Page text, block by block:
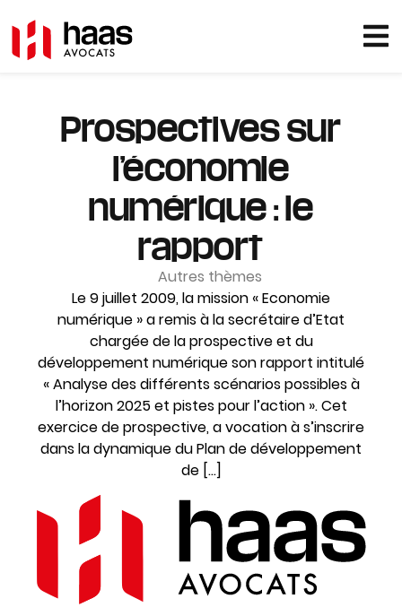
Prospectives sur
l’économie
numérique : le
rapport
Autres thèmes
Le 9 juillet 2009, la mission « Economie
numérique » a remis à la secrétaire d’Etat
chargée de la prospective et du
développement numérique son rapport intitulé
« Analyse des différents scénarios possibles à
l’horizon 2025 et pistes pour l’action ». Cet
exercice de prospective, a vocation à s’inscrire
dans la dynamique du Plan de développement
de […]